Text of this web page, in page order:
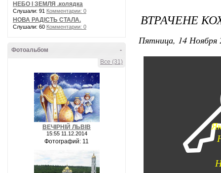
НЕБО І ЗЕМЛЯ .колядка
Слушали: 91 Комментарии: 0
НОВА РАДІСТЬ СТАЛА.
Слушали: 60 Комментарии: 0
-
Фотоальбом
Все (31)
ВЕЧІРНІЙ ЛЬВІВ
15:55 11.12.2014
Фотографий: 11
ВТРАЧЕНЕ
Пятница, 14 Ноября